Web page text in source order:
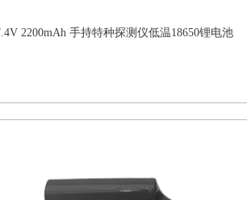
2200mAh 手持特种探测仪低温18650锂电池